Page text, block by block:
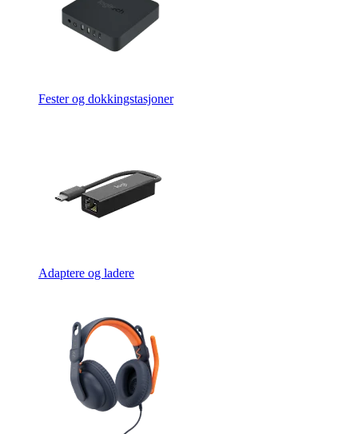
Fester og dokkingstasjoner
Adaptere og ladere